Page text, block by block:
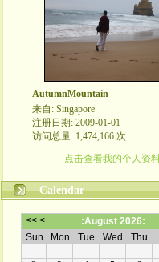
AutumnMountain
来自: Singapore
注册日期: 2009-01-01
访问总量: 1,474,166 次
点击查看我的个人资
Calendar